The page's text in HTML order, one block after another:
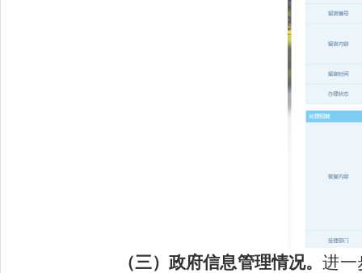
（三）政府信息管理情况。进一